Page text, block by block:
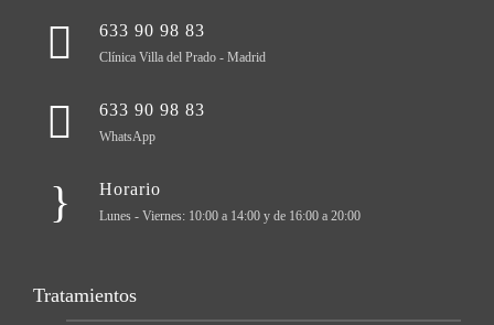
633 90 98 83
Clínica Villa del Prado - Madrid
633 90 98 83
WhatsApp
Horario
Lunes - Viernes: 10:00 a 14:00 y de 16:00 a 20:00
Tratamientos